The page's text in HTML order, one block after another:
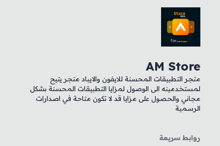
AM Store
متجر التطبيقات المحسنة للايفون والايباد متجر يتيح
لمستخدمينه الى الوصول لمزايا التطبيقات المحسنة بشكل
مجاني والحصول على مزايا قد لا تكون متاحة في اصدارات
الرسمية
روابط سريعة